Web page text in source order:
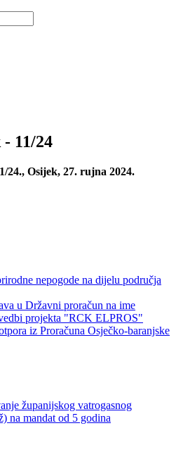
11/24
Osijek, 27. rujna 2024.
nepogode na dijelu područja
u Državni proračun na ime
projekta "RCK ELPROS"
iz Proračuna Osječko-baranjske
županijskog vatrogasnog
na mandat od 5 godina